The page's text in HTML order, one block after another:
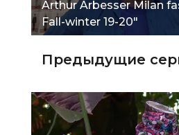
Arthur Arbesser Milan
Fall-winter 19-20"
Предыдущие